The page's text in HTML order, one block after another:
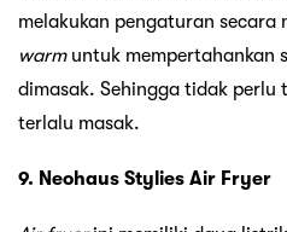
melakukan pengaturan secara
warm untuk mempertahankan
dimasak. Sehingga tidak perlu
terlalu masak.
9. Neohaus Stylies Air Fryer